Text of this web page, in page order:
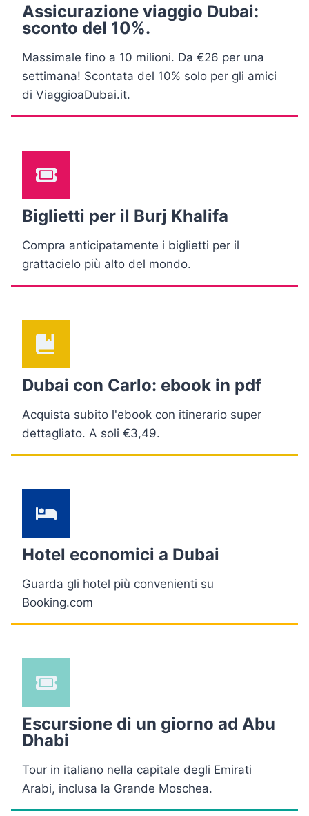
Assicurazione viaggio Dubai:
sconto del 10%.
Massimale fino a 10 milioni. Da €26 per una
settimana! Scontata del 10% solo per gli amici
di ViaggioaDubai.it.
Biglietti per il Burj Khalifa
Compra anticipatamente i biglietti per il
grattacielo più alto del mondo.
Dubai con Carlo: ebook in pdf
Acquista subito l'ebook con itinerario super
dettagliato. A soli €3,49.
Hotel economici a Dubai
Guarda gli hotel più convenienti su
Booking.com
Escursione di un giorno ad Abu
Dhabi
Tour in italiano nella capitale degli Emirati
Arabi, inclusa la Grande Moschea.